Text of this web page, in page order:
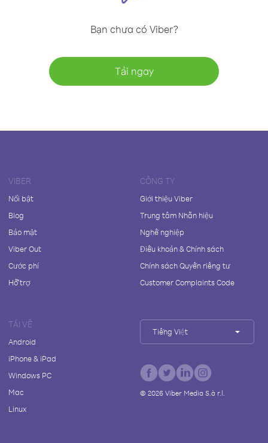
Bạn chưa có Viber?
Tải ngay
VIBER
Nổi bật
Blog
Bảo mật
Viber Out
Cước phí
Hỗ trợ
CÔNG TY
Giới thiệu Viber
Trung tâm Nhãn hiệu
Nghề nghiệp
Điều khoản & Chính sách
Chính sách Quyền riêng tư
Customer Complaints Code
TẢI VỀ
Android
iPhone & iPad
Windows PC
Mac
Linux
Tiếng Việt
© 2026Viber Media S.à r.l.